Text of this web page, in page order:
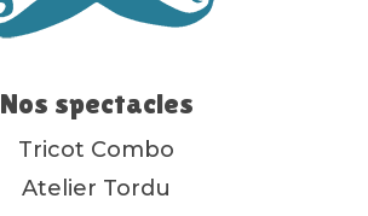
Nos spectacles
Tricot Combo
Atelier Tordu